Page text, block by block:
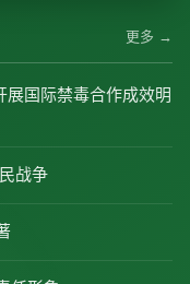
更多 →
展国际禁毒合作成效明
战争